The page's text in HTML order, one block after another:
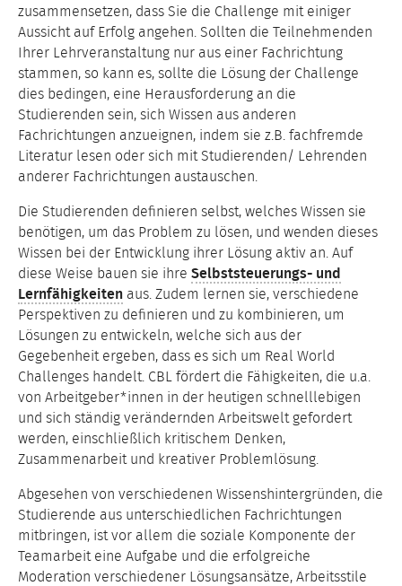
zusammensetzen, dass Sie die Challenge mit einiger
Aussicht auf Erfolg angehen. Sollten die Teilnehmenden
Ihrer Lehrveranstaltung nur aus einer Fachrichtung
stammen, so kann es, sollte die Lösung der Challenge
dies bedingen, eine Herausforderung an die
Studierenden sein, sich Wissen aus anderen
Fachrichtungen anzueignen, indem sie z.B. fachfremde
Literatur lesen oder sich mit Studierenden/ Lehrenden
anderer Fachrichtungen austauschen.
Die Studierenden definieren selbst, welches Wissen sie
benötigen, um das Problem zu lösen, und wenden dieses
Wissen bei der Entwicklung ihrer Lösung aktiv an. Auf
diese Weise bauen sie ihre Selbststeuerungs- und
Lernfähigkeiten aus. Zudem lernen sie, verschiedene
Perspektiven zu definieren und zu kombinieren, um
Lösungen zu entwickeln, welche sich aus der
Gegebenheit ergeben, dass es sich um Real World
Challenges handelt. CBL fördert die Fähigkeiten, die u.a.
von Arbeitgeber*innen in der heutigen schnelllebigen
und sich ständig verändernden Arbeitswelt gefordert
werden, einschließlich kritischem Denken,
Zusammenarbeit und kreativer Problemlösung.
Abgesehen von verschiedenen Wissenshintergründen, die
Studierende aus unterschiedlichen Fachrichtungen
mitbringen, ist vor allem die soziale Komponente der
Teamarbeit eine Aufgabe und die erfolgreiche
Moderation verschiedener Lösungsansätze, Arbeitsstile